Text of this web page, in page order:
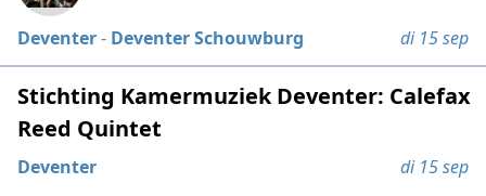
Deventer- Deventer Schouwburg di 15 sep
Stichting Kamermuziek Deventer: Calefax
Reed Quintet
Deventer di 15 sep